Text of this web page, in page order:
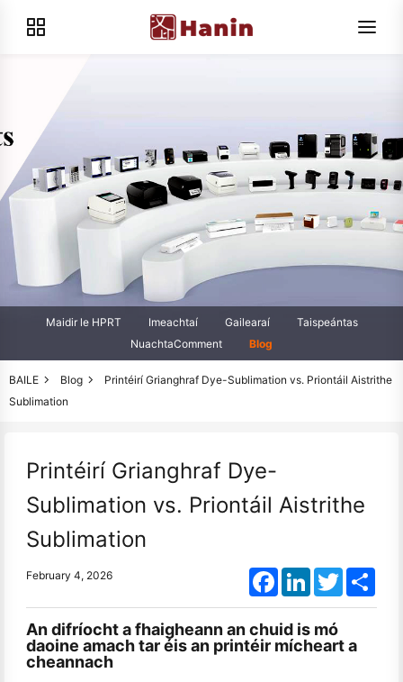
Maidir le HPRT Imeachtaí Gailearaí
Taispeántas
NuachtaComment
Blog
BAILE Blog
Printéirí Grianghraf Dye-Sublimation vs. Priontáil Aistrithe
Sublimation
Printéirí Grianghraf Dye-
Sublimation vs. Priontáil Aistrithe
Sublimation
February 4, 2026 FacebookLinkedInTwitter
An difríocht a fhaigheann an chuid is mó
daoine amach tar éis an printéir mícheart a
cheannach